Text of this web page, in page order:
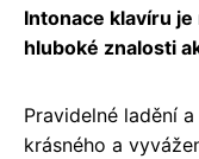
Intonace klavíru
hluboké znalosti
Pravidelné ladění
krásného a